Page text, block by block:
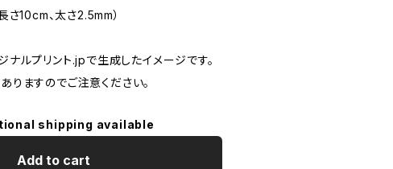
さ10cm、太さ2.5mm）
ルプリント.jpで生成したイメージです。
ますのでご注意ください。
shipping available
Add to cart